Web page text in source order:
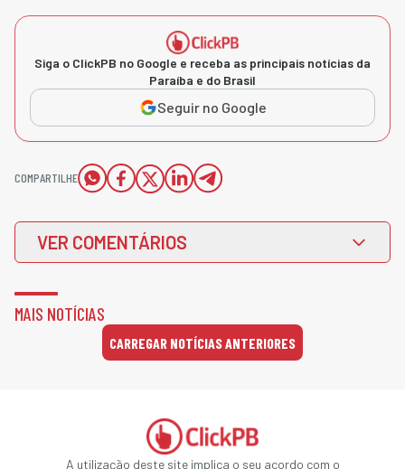
Siga o ClickPB no Google e receba as principais notícias da
Paraíba e do Brasil
Seguir no Google
COMPARTILHE
VER COMENTÁRIOS
MAIS NOTÍCIAS
CARREGAR NOTÍCIAS ANTERIORES
A utilização deste site implica o seu acordo com o